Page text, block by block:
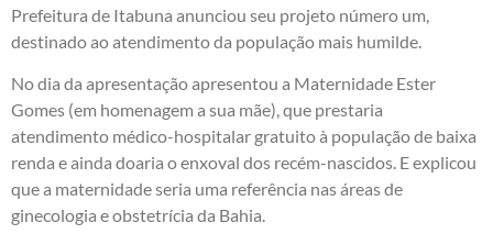
Prefeitura de Itabuna anunciou seu projeto número um,
destinado ao atendimento da população mais humilde.
No dia da apresentação apresentou a Maternidade Ester
Gomes (em homenagem a sua mãe), que prestaria
atendimento médico-hospitalar gratuito à população de baixa
renda e ainda doaria o enxoval dos recém-nascidos. E explicou
que a maternidade seria uma referência nas áreas de
ginecologia e obstetrícia da Bahia.